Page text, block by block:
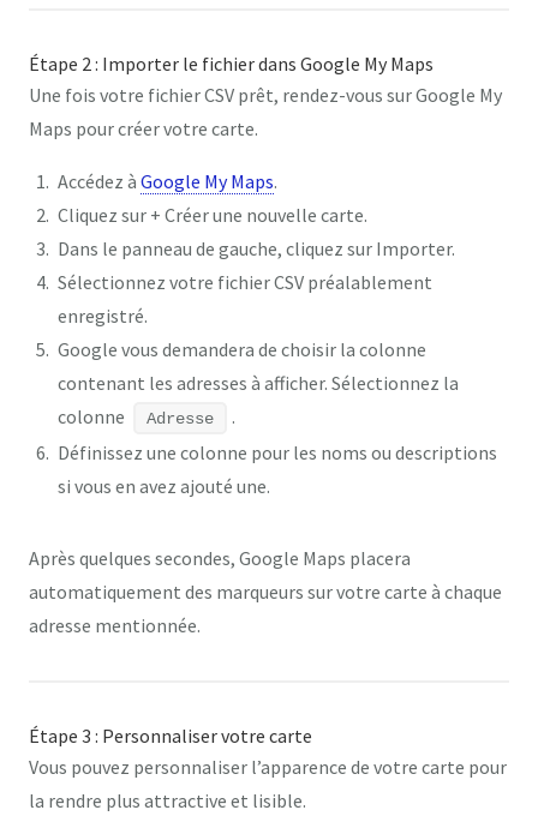
Étape 2 : Importer le fichier dans Google My Maps
Une fois votre fichier CSV prêt, rendez-vous sur Google My
Maps pour créer votre carte.
Accédez à Google My Maps.
Cliquez sur + Créer une nouvelle carte.
Dans le panneau de gauche, cliquez sur Importer.
Sélectionnez votre fichier CSV préalablement
enregistré.
Google vous demandera de choisir la colonne
contenant les adresses à afficher. Sélectionnez la
colonne
Adresse
.
Définissez une colonne pour les noms ou descriptions
si vous en avez ajouté une.
Après quelques secondes, Google Maps placera
automatiquement des marqueurs sur votre carte à chaque
adresse mentionnée.
Étape 3 : Personnaliser votre carte
Vous pouvez personnaliser l’apparence de votre carte pour
la rendre plus attractive et lisible.